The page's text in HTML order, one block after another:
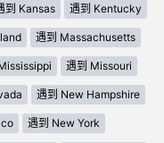
到 Kansas 遇到 Kentucky
遇到 Massachusetts
遇到 Missouri
遇到 New Hampshire
遇到 New York